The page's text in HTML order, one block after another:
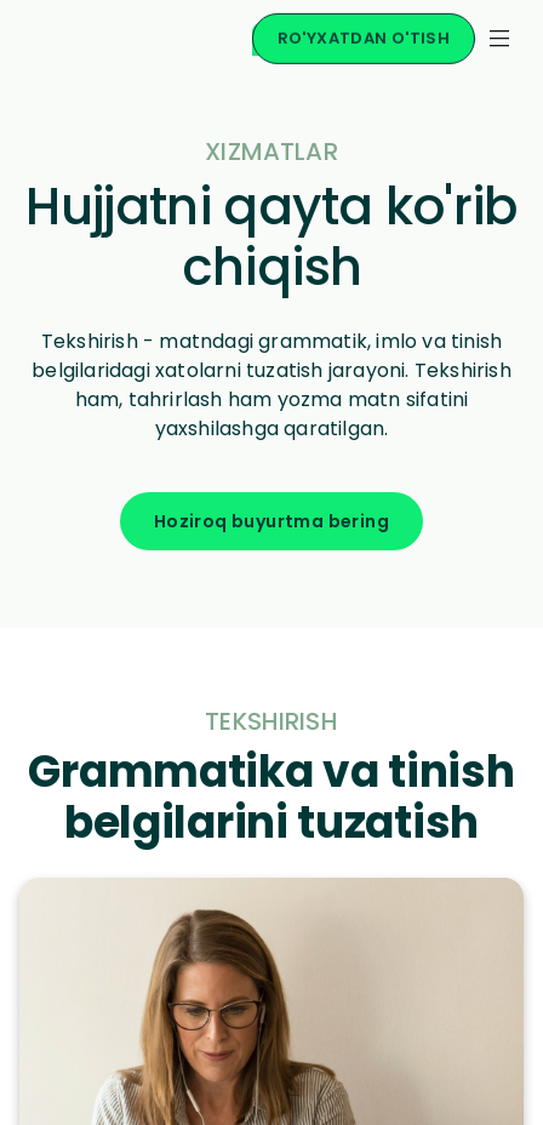
RO'YXATDAN O'TISH
XIZMATLAR
Hujjatni qayta ko'rib
chiqish
Tekshirish - matndagi grammatik, imlo va tinish
belgilaridagi xatolarni tuzatish jarayoni. Tekshirish
ham, tahrirlash ham yozma matn sifatini
yaxshilashga qaratilgan.
Hoziroq buyurtma bering
TEKSHIRISH
Grammatika va tinish
belgilarini tuzatish